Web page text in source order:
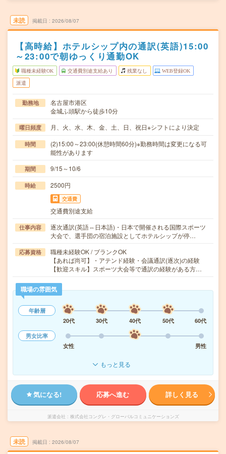
未読 掲載日 2026/08/07
【高時給】ホテルシップ内の通訳(英語)15:00
～23:00で朝ゆっくり通勤OK
職種未経験OK 交通費別途支給あり 残業なし WEB登録OK
派遣
勤務地
名古屋市港区
金城ふ頭駅から徒歩10分
曜日頻度 月、火、水、木、金、土、日、祝日※シフトにより決定
時間
(2)15:00～23:00(休憩時間60分)※勤務時間は変更になる可
能性があります
期間 9/15～10/6
時給 2500円
交通費
交通費別途支給
仕事内容
逐次通訳(英語⇔日本語)・日本で開催される国際スポーツ
大会で、選手団の宿泊施設としてホテルシップが停…
応募資格
職種未経験OK / ブランクOK
【あれば尚可】・アテンド経験・会議通訳(逐次)の経験
【歓迎スキル】スポーツ大会等で通訳の経験がある方…
職場の雰囲気
年齢層
20代
30代 40代 50代
60代
男女比率
女性
男性
もっと見る
気になる! 応募へ進む 詳しく見る
派遣会社 株式会社コングレ・グローバルコミュニケーションズ
未読 掲載日 2026/08/07